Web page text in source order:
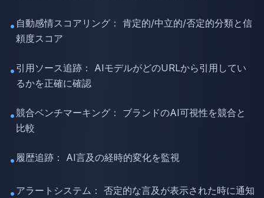
• 自動感情スコアリング： 肯定的/中立的/否定的分類と信
頼度スコア
• 引用ソース追跡： AIモデルがどのURLから引用してい
るかを正確に確認
•競合ベンチマーキング： ブランドのAI可視性を競合と
比較
• 履歴追跡： AI言及の経時的変化を監視
• アラートシステム： 否定的な言及が表示された時に通知